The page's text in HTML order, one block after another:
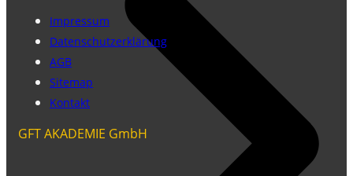
Impressum
Datenschutzerklärung
AGB
Sitemap
Kontakt
GFT AKADEMIE GmbH